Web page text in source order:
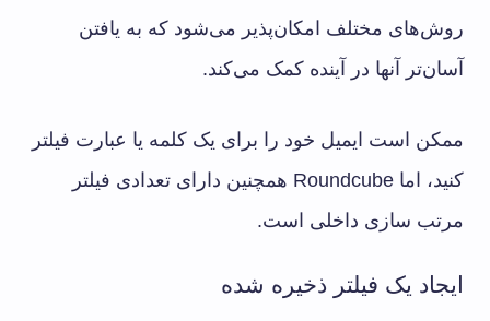
روش‌های مختلف امکان‌پذیر می‌شود که به یافتن
آسان‌تر آنها در آینده کمک می‌کند.
ممکن است ایمیل خود را برای یک کلمه یا عبارت فیلتر
کنید، اما Roundcube همچنین دارای تعدادی فیلتر
مرتب سازی داخلی است.
ایجاد یک فیلتر ذخیره شده